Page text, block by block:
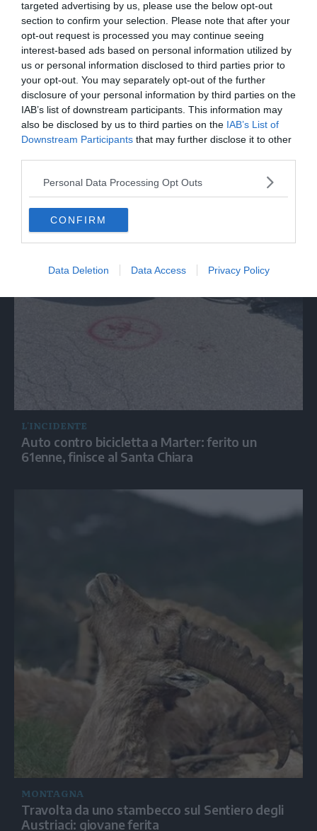
targeted advertising by us, please use the below opt-out
section to confirm your selection. Please note that after your
opt-out request is processed you may continue seeing
interest-based ads based on personal information utilized by
us or personal information disclosed to third parties prior to
your opt-out. You may separately opt-out of the further
disclosure of your personal information by third parties on the
IAB’s list of downstream participants. This information may
also be disclosed by us to third parties on the IAB’s List of
Downstream Participants that may further disclose it to other
Personal Data Processing Opt Outs
CONFIRM
Data Deletion Data Access Privacy Policy
L'INCIDENTE
Auto contro bicicletta a Marter: ferito un
61enne, finisce al Santa Chiara
MONTAGNA
Travolta da uno stambecco sul Sentiero degli
Austriaci: giovane ferita